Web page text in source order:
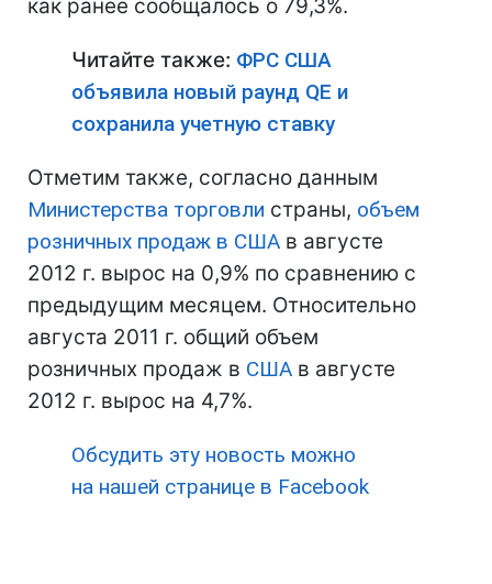
как ранее сообщалось о 79,3%.
Читайте также: ФРС США
объявила новый раунд QE и
сохранила учетную ставку
Отметим также, согласно данным
Министерства торговли страны, объем
розничных продаж в США в августе
2012 г. вырос на 0,9% по сравнению с
предыдущим месяцем. Относительно
августа 2011 г. общий объем
розничных продаж в США в августе
2012 г. вырос на 4,7%.
Обсудить эту новость можно
на нашей странице в Facebook